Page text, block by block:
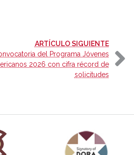
ARTÍCULO SIGUIENTE-
del Programa Jóvenes
2026 con cifra récord de
solicitudes